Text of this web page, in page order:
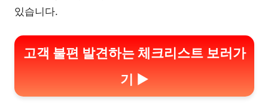
있습니다.
고객 불편 발견하는 체크리스트 보러가
기 ▶